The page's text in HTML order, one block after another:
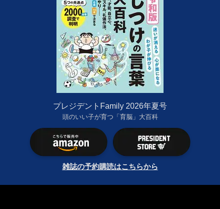
プレジデントFamily 2026年夏号
頭のいい子が育つ「育脳」大百科
雑誌の予約購読はこちらから